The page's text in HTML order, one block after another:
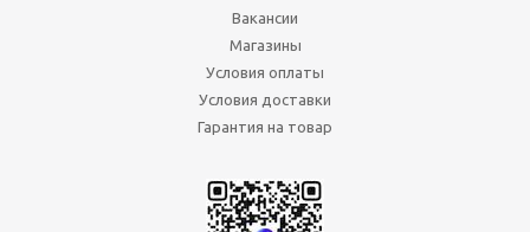
Вакансии
Магазины
Условия оплаты
Условия доставки
Гарантия на товар